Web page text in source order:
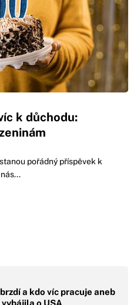
k důchodu:
pořádný příspěvek k
a kdo víc pracuje aneb
vybájila o USA